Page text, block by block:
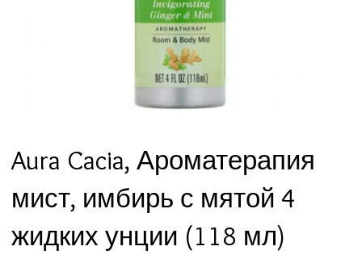
Aura Cacia, Ароматерапия
мист, имбирь с мятой 4
жидких унции (118 мл)